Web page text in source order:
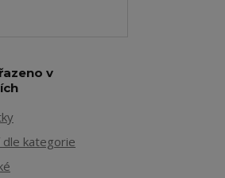
v
dle kategorie